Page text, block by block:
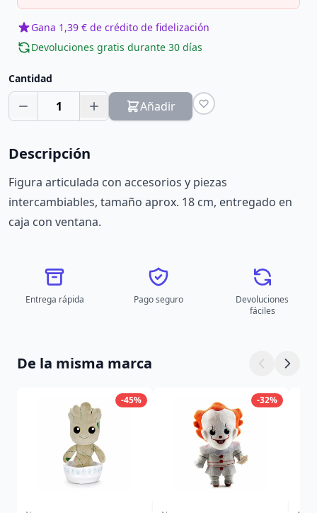
Gana 1,39 € de crédito de fidelización
Devoluciones gratis durante 30 días
Cantidad
1 Añadir
Descripción
Figura articulada con accesorios y piezas
intercambiables, tamaño aprox. 18 cm, entregado en
caja con ventana.
Entrega rápida Pago seguro
Devoluciones
fáciles
De la misma marca
-45% -32%